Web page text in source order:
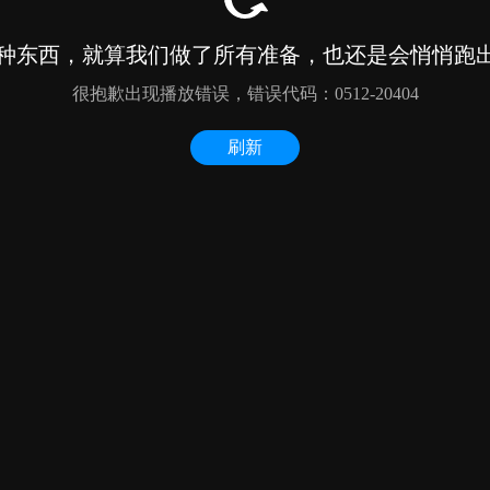
东西，就算我们做了所有准备，也还是会悄悄跑
很抱歉出现播放错误，错误代码：0512-20404
刷新